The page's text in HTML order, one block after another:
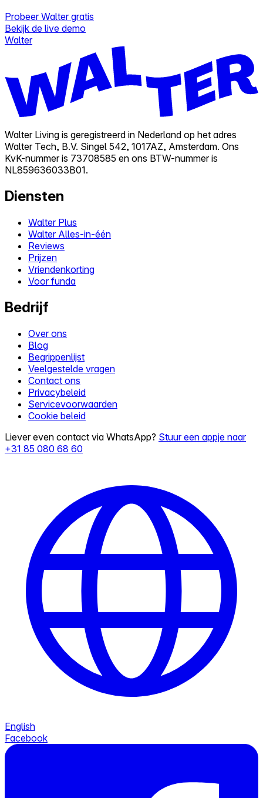
Probeer Walter gratis
Bekijk de live demo
Walter
Walter Living is geregistreerd in Nederland op het adres
Walter Tech, B.V. Singel 542, 1017AZ, Amsterdam. Ons
KvK-nummer is 73708585 en ons BTW-nummer is
NL859636033B01.
Diensten
Walter Plus
Walter Alles-in-één
Reviews
Prijzen
Vriendenkorting
Voor funda
Bedrijf
Over ons
Blog
Begrippenlijst
Veelgestelde vragen
Contact ons
Privacybeleid
Servicevoorwaarden
Cookie beleid
Liever even contact via WhatsApp? Stuur een appje naar
+31 85 080 68 60
English
Facebook